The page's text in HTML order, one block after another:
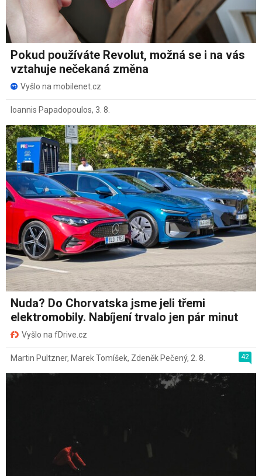
Pokud používáte Revolut, možná se i na vás
vztahuje nečekaná změna
Vyšlo na mobilenet.cz
Ioannis Papadopoulos, 3. 8.
Nuda? Do Chorvatska jsme jeli třemi
elektromobily. Nabíjení trvalo jen pár minut
Vyšlo na fDrive.cz
42
Martin Pultzner, Marek Tomíšek, Zdeněk Pečený, 2. 8.